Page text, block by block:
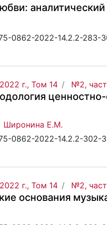
0862-2022-14.2.2-283-
г., Том 14 №2,
Широнина Е.М.
0862-2022-14.2.2-302-
г., Том 14 №2,
основания